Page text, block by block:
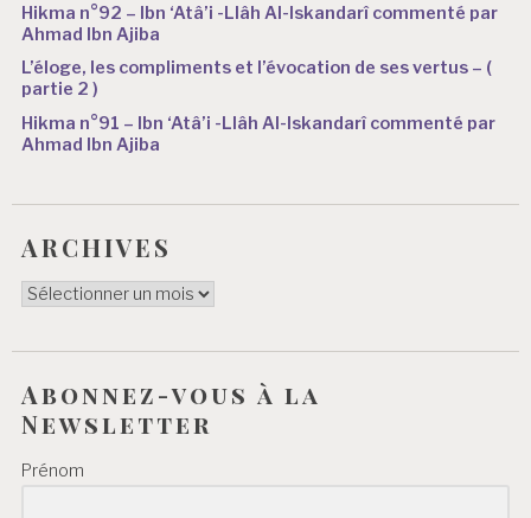
Hikma n°92 – Ibn ‘Atâ’i -Llâh Al-Iskandarî commenté par
Ahmad Ibn Ajiba
L’éloge, les compliments et l’évocation de ses vertus – (
partie 2 )
Hikma n°91 – Ibn ‘Atâ’i -Llâh Al-Iskandarî commenté par
Ahmad Ibn Ajiba
ARCHIVES
ARCHIVES
Abonnez-vous à la
Newsletter
Prénom